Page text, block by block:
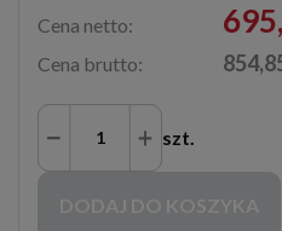
Cena netto:
Cena brutto:
szt.